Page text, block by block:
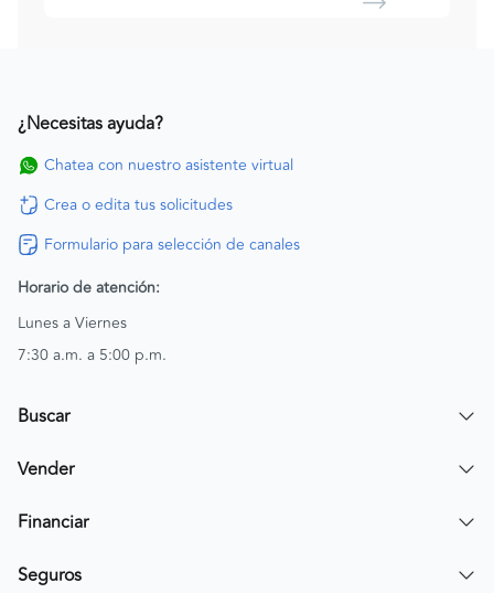
¿Necesitas ayuda?
Chatea con nuestro asistente virtual
Crea o edita tus solicitudes
Formulario para selección de canales
Horario de atención:
Lunes a Viernes
7:30 a.m. a 5:00 p.m.
Buscar
Encuentra un carro
Vender
Publicar mi vehículo
Financiar
Simular crédito
Seguros